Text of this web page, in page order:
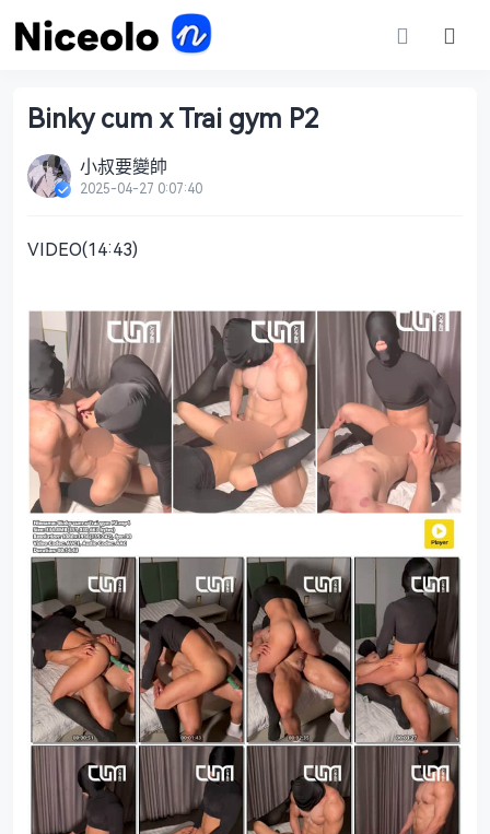
Binky cum x Trai gym P2
小叔要變帥
2025-04-27 0:07:40
VIDEO(14:43)